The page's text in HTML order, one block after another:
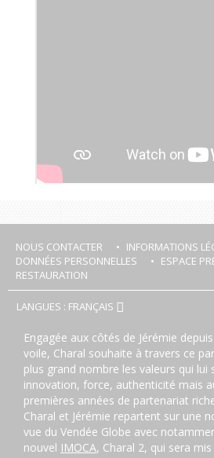
NOUS CONTACTER
INFORMATIONS
DONNÉES PERSONNELLES
ESPACE
RESTAURATION
LANGUES : FRANÇAIS
Engagée aux côtés de Jérémie
voile, Charal souhaite à travers ce
plus grand nombre les valeurs qui lui
innovation, force, authenticité mais
premières années de partenariat
Charal et Jérémie repartent sur une
vue du Vendée Globe avec
nouvel IMOCA, Charal 2, qui sera mis